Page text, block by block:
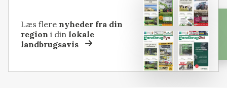
Læs flere nyheder fra din
region i dinlokale
landbrugsavis